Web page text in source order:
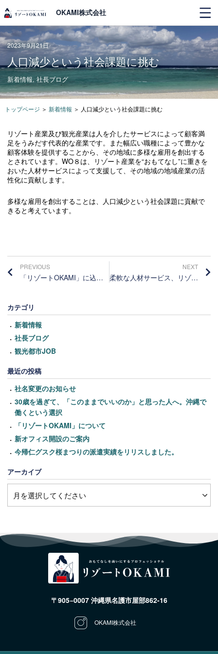
OKAMI株式会社
2023年9月21日
人口減少という社会課題に挑む
新着情報, 社長ブログ
トップページ ＞ 新着情報 ＞ 人口減少という社会課題に挑む
リゾート産業及び観光産業は人を介したサービスによって顧客満
足をうみだす代表的な産業です。また幅広い職種によって豊かな
顧客体験を提供することから、その地域に多様な雇用を創出する
とされています。WO８は、リゾート産業を“おもてなし”に重きを
おいた人材サービスによって支援して、その地域の地域産業の活
性化に貢献します。
多様な雇用を創出することは、人口減少という社会課題に貢献で
きると考えています。
PREVIOUS
「リゾートOKAMI」に込められた思い
NEXT
柔軟な人材サービス、リゾート・観光事業のクリーンな運営を可能に
カテゴリ
新着情報
社長ブログ
観光都市JOB
最近の投稿
社名変更のお知らせ
30歳を過ぎて、「このままでいいのか」と思った人へ。沖縄で
働くという選択
「リゾートOKAMI」について
新オフィス開設のご案内
今帰仁グスク桜まつりの派遣実績をリリスしました。
アーカイブ
〒905−0007 沖縄県名護市屋部862-16
OKAMI株式会社